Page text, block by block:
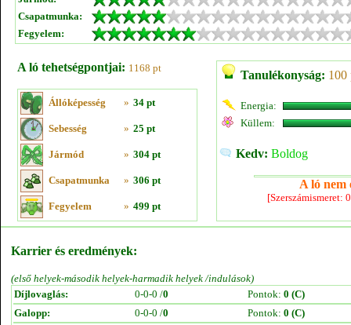
Csapatmunka:
Fegyelem:
A ló tehetségpontjai: 1168 pt
Állóképesség » 34 pt
Sebesség » 25 pt
Jármód » 304 pt
Csapatmunka » 306 pt
Fegyelem » 499 pt
Tanulékonyság: 100
Energia:
Küllem:
Kedv: Boldog
A ló nem
[Szerszámismeret:
Karrier és eredmények:
(első helyek-második helyek-harmadik helyek /indulások)
Díjlovaglás:
0-0-0 /0 Pontok: 0 (C)
Galopp:
0-0-0 /0 Pontok: 0 (C)